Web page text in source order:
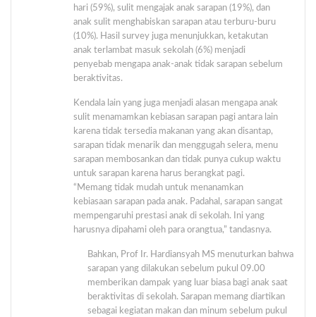
hari (59%), sulit mengajak anak sarapan (19%), dan
anak sulit menghabiskan sarapan atau terburu-buru
(10%). Hasil survey juga menunjukkan, ketakutan
anak terlambat masuk sekolah (6%) menjadi
penyebab mengapa anak-anak tidak sarapan sebelum
beraktivitas.
Kendala lain yang juga menjadi alasan mengapa anak
sulit menamamkan kebiasan sarapan pagi antara lain
karena tidak tersedia makanan yang akan disantap,
sarapan tidak menarik dan menggugah selera, menu
sarapan membosankan dan tidak punya cukup waktu
untuk sarapan karena harus berangkat pagi.
“Memang tidak mudah untuk menanamkan
kebiasaan sarapan pada anak. Padahal, sarapan sangat
mempengaruhi prestasi anak di sekolah. Ini yang
harusnya dipahami oleh para orangtua,” tandasnya.
Bahkan, Prof Ir. Hardiansyah MS menuturkan bahwa
sarapan yang dilakukan sebelum pukul 09.00
memberikan dampak yang luar biasa bagi anak saat
beraktivitas di sekolah. Sarapan memang diartikan
sebagai kegiatan makan dan minum sebelum pukul